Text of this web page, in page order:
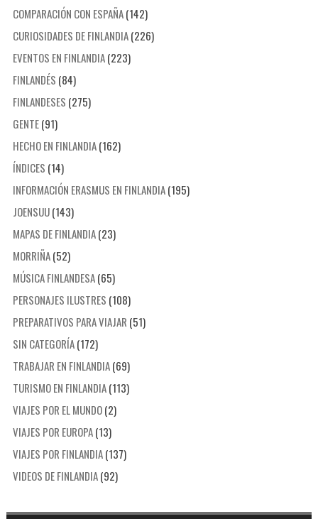
COMPARACIÓN CON ESPAÑA(142)
CURIOSIDADES DE FINLANDIA(226)
EVENTOS EN FINLANDIA(223)
FINLANDÉS (84)
FINLANDESES (275)
GENTE(91)
HECHO EN FINLANDIA(162)
ÍNDICES (14)
INFORMACIÓN ERASMUS EN FINLANDIA(195)
JOENSUU(143)
MAPAS DE FINLANDIA(23)
MORRIÑA(52)
MÚSICA FINLANDESA(65)
PERSONAJES ILUSTRES (108)
PREPARATIVOS PARA VIAJAR (51)
SIN CATEGORÍA(172)
TRABAJAR EN FINLANDIA(69)
TURISMO EN FINLANDIA(113)
VIAJES POR EL MUNDO(2)
VIAJES POR EUROPA(13)
VIAJES POR FINLANDIA(137)
VIDEOS DE FINLANDIA(92)